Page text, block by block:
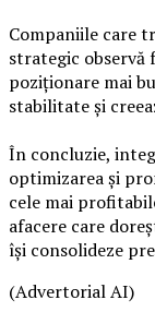
Companiile care
strategic
poziționare mai
stabilitate și
În concluzie,
optimizarea și
cele mai
afacere care
își consolideze
(Advertorial AI)